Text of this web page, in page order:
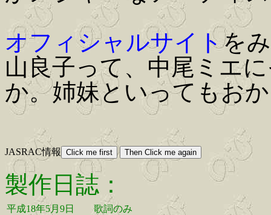
オフィシャルサイトを
山良子って、中尾ミエ
か。姉妹といってもお
JASRAC情報
製作日誌：
平成18年5月9日
歌詞のみ